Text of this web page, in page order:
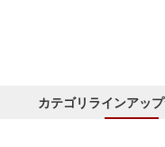
カテゴリラインアップ